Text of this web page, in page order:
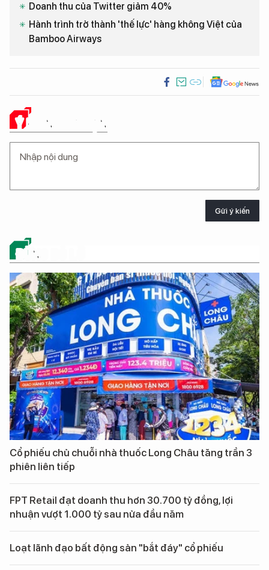
Doanh thu của Twitter giảm 40%
Hành trình trở thành 'thế lực' hàng không Việt của
Bamboo Airways
Ý KIẾN CỦA BẠN
Gửi ý kiến
ĐỪNG BỎ LỠ
Cổ phiếu chủ chuỗi nhà thuốc Long Châu tăng trần 3
phiên liên tiếp
FPT Retail đạt doanh thu hơn 30.700 tỷ đồng, lợi
nhuận vượt 1.000 tỷ sau nửa đầu năm
Loạt lãnh đạo bất động sản "bắt đáy" cổ phiếu